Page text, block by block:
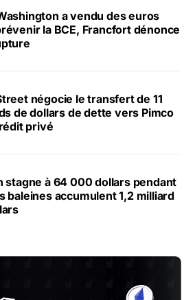
a vendu des euros
la BCE, Francfort dénonce
négocie le transfert de 11
de dollars de dette vers Pimco
privé
stagne à 64 000 dollars pendant
baleines accumulent 1,2 milliard